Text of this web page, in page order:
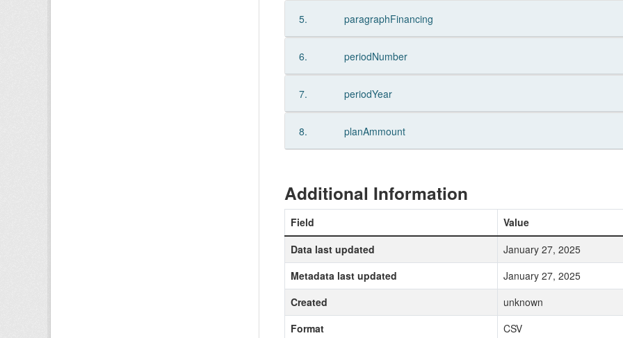
5. paragraphFinancing
6. periodNumber
7. periodYear
8. planAmmount
Additional Information
Field
Value
Data last updated
January 27, 2025
Metadata last updated
January 27, 2025
Created
unknown
Format
CSV